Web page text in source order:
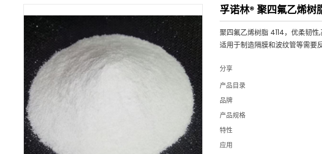
孚诺林® 聚四氟乙烯树
聚四氟乙烯树脂 4114，优柔韧性
适用于制造隔膜和波纹管等需要
分享
产品目录
品牌
产品规格
特性
应用